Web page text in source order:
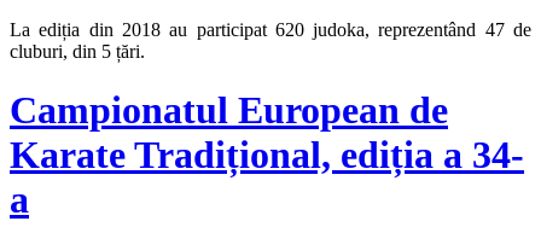
La ediția din 2018 au participat 620 judoka, reprezentând 47 de
cluburi, din 5 țări.
Campionatul European de
Karate Tradițional, ediția a 34-
a